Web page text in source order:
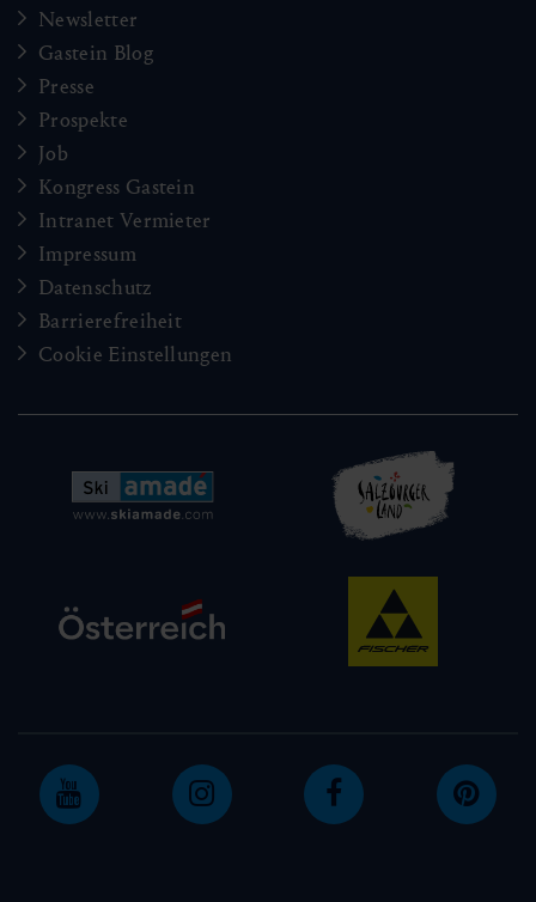
Newsletter
Gastein Blog
Presse
Prospekte
Job
Kongress Gastein
Intranet Vermieter
Impressum
Datenschutz
Barrierefreiheit
Cookie Einstellungen